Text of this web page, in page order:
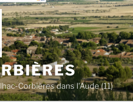
Corbières dans l'Aude (11)